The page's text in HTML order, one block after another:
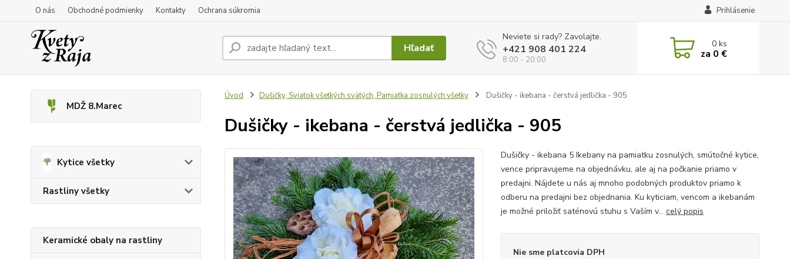
O nás Obchodné podmienky Kontakty Ochrana súkromia Prihlásenie
Hľadať
Neviete si rady? Zavolajte.
+421 908 401 224
8:00 - 20:00
0ks
za 0 €
MDŽ 8.Marec
Kytice všetky
Rastliny všetky
Keramické obaly na rastliny
Úvod Dušičky, Sviatok všetkých svätých, Pamiatka zosnulých všetky Dušičky - ikebana - čerstvá jedlička - 905
Dušičky - ikebana - čerstvá jedlička - 905
Dušičky - ikebana 5 Ikebany na pamiatku zosnulých, smútočné kytice,
vence pripravujeme na objednávku, ale aj na počkanie priamo v
predajni. Nájdete u nás aj mnoho podobných produktov priamo k
odberu na predajni bez objednania. Ku kyticiam, vencom a ikebanám
je možné priložiť saténovú stuhu s Vaším v... celý popis
Nie sme platcovia DPH